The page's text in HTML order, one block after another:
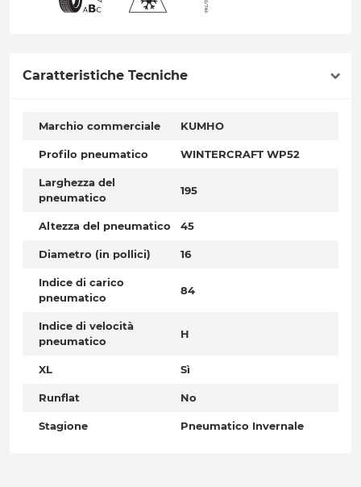
Caratteristiche Tecniche
Marchio commerciale KUMHO
Profilo pneumatico WINTERCRAFT WP52
Larghezza del
pneumatico
195
Altezza del pneumatico 45
Diametro (in pollici) 16
Indice di carico
pneumatico
84
Indice di velocità
pneumatico
H
XL Sì
Runflat No
Stagione Pneumatico Invernale